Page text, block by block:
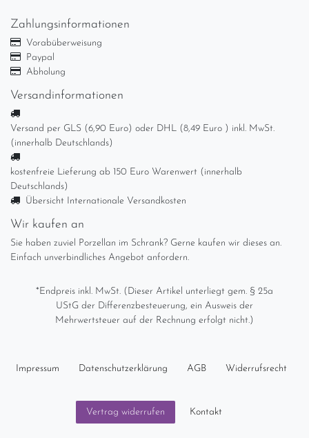
Zahlungsinformationen
Vorabüberweisung
Paypal
Abholung
Versandinformationen
Versand per GLS (6,90 Euro) oder DHL (8,49 Euro ) inkl. MwSt.
(innerhalb Deutschlands)
kostenfreie Lieferung ab 150 Euro Warenwert (innerhalb
Deutschlands)
Übersicht Internationale Versandkosten
Wir kaufen an
Sie haben zuviel Porzellan im Schrank? Gerne kaufen wir dieses an.
Einfach unverbindliches Angebot anfordern.
*Endpreis inkl. MwSt. (Dieser Artikel unterliegt gem. § 25a
UStG der Differenzbesteuerung, ein Ausweis der
Mehrwertsteuer auf der Rechnung erfolgt nicht.)
Impressum Daten­schutz­erklärung AGB Widerrufs­recht
Vertrag widerrufen Kontakt